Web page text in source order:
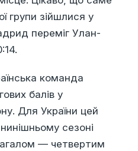
групи зійшлися у
переміг Улан-
команда
балів у
Для України цей
сезоні
— четвертим